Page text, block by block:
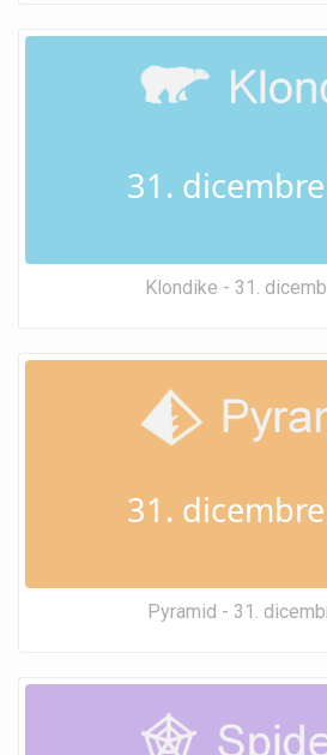
31.
Klondike - 31.
31.
Pyramid - 31.